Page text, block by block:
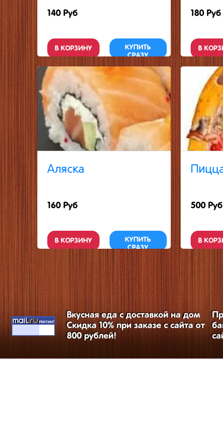
140 Руб
В КОРЗИНУ
КУПИТЬ
СРАЗУ
180 Руб
В
Аляска
160 Руб
В КОРЗИНУ
КУПИТЬ
СРАЗУ
500 Руб
В
Вкусная еда с доставкой на дом
Скидка 10% при заказе с сайта от
800 рублей!